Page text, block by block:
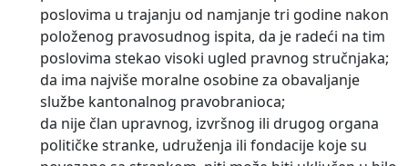
poslovima u trajanju od namjanje tri godine nakon
položenog pravosudnog ispita, da je radeći na tim
poslovima stekao visoki ugled pravnog stručnjaka;
da ima najviše moralne osobine za obavaljanje
službe kantonalnog pravobranioca;
da nije član upravnog, izvršnog ili drugog organa
političke stranke, udruženja ili fondacije koje su